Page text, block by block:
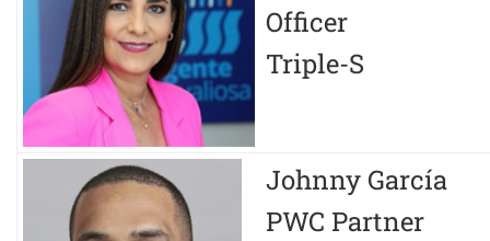
Officer
Triple-S
Johnny García
PWC Partner